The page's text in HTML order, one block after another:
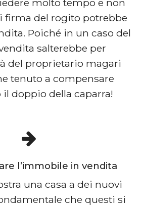
molto tempo e non
firma del rogito potrebbe
Poiché in un caso del
salterebbe per
del proprietario magari
tenuto a compensare
doppio della caparra!
l’immobile in vendita
una casa a dei nuovi
che questi si